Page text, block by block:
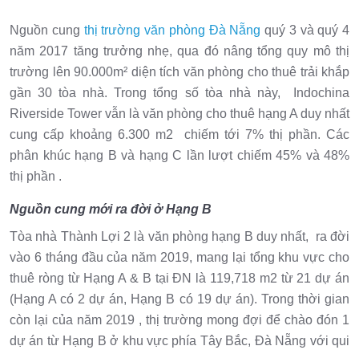
Nguồn cung thị trường văn phòng Đà Nẵng quý 3 và quý 4
năm 2017 tăng trưởng nhẹ, qua đó nâng tổng quy mô thị
trường lên 90.000m² diện tích văn phòng cho thuê trải khắp
gần 30 tòa nhà. Trong tổng số tòa nhà này, Indochina
Riverside Tower vẫn là văn phòng cho thuê hạng A duy nhất
cung cấp khoảng 6.300 m2 chiếm tới 7% thị phần. Các
phân khúc hạng B và hạng C lần lượt chiếm 45% và 48%
thị phần .
Nguồn cung mới ra đời ở Hạng B
Tòa nhà Thành Lợi 2 là văn phòng hạng B duy nhất, ra đời
vào 6 tháng đầu của năm 2019, mang lại tổng khu vực cho
thuê ròng từ Hạng A & B tại ĐN là 119,718 m2 từ 21 dự án
(Hạng A có 2 dự án, Hạng B có 19 dự án). Trong thời gian
còn lại của năm 2019 , thị trường mong đợi để chào đón 1
dự án từ Hạng B ở khu vực phía Tây Bắc, Đà Nẵng với qui